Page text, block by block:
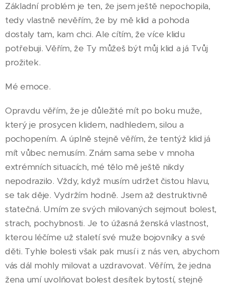
Základní problém je ten, že jsem ještě nepochopila,
tedy vlastně nevěřím, že by mě klid a pohoda
dostaly tam, kam chci. Ale cítím, že více klidu
potřebuji. Věřím, že Ty můžeš být můj klid a já Tvůj
prožitek.
Mé emoce.
Opravdu věřím, že je důležité mít po boku muže,
který je prosycen klidem, nadhledem, silou a
pochopením. A úplně stejně věřím, že tentýž klid já
mít vůbec nemusím. Znám sama sebe v mnoha
extrémních situacích, mé tělo mě ještě nikdy
nepodrazilo. Vždy, když musím udržet čistou hlavu,
se tak děje. Vydržím hodně. Jsem až destruktivně
statečná. Umím ze svých milovaných sejmout bolest,
strach, pochybnosti. Je to úžasná ženská vlastnost,
kterou léčíme už staletí své muže bojovníky a své
děti. Tyhle bolesti však pak musí i z nás ven, abychom
vás dál mohly milovat a uzdravovat. Věřím, že jedna
žena umí uvolňovat bolest desítek bytostí, stejně